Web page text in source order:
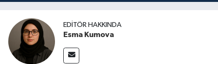
EDITÖR HAKKINDA
Esma Kumova